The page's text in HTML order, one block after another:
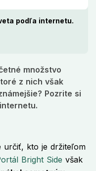
podľa internetu.
množstvo
z nich však
Pozrite si
určiť, kto je držiteľom
Bright Side však